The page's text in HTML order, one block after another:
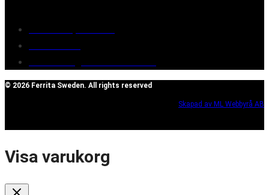
© 2026 Ferrita Sweden. All rights reserved
Skapad av ML Webbyrå AB
Visa varukorg